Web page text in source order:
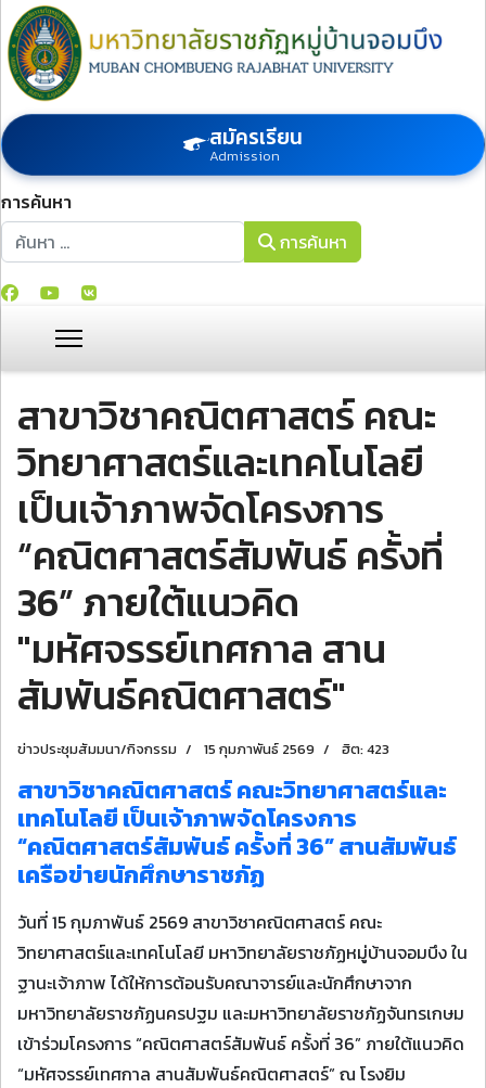
สมัครเรียน
Admission
การค้นหา
การค้นหา
การค้นหา
สาขาวิชาคณิตศาสตร์ คณะ
วิทยาศาสตร์และเทคโนโลยี
เป็นเจ้าภาพจัดโครงการ
“คณิตศาสตร์สัมพันธ์ ครั้งที่
36” ภายใต้แนวคิด
"มหัศจรรย์เทศกาล สาน
สัมพันธ์คณิตศาสตร์"
ข่าวประชุมสัมมนา/กิจกรรม 15 กุมภาพันธ์ 2569 ฮิต: 423
สาขาวิชาคณิตศาสตร์ คณะวิทยาศาสตร์และ
เทคโนโลยี เป็นเจ้าภาพจัดโครงการ
“คณิตศาสตร์สัมพันธ์ ครั้งที่ 36” สานสัมพันธ์
เครือข่ายนักศึกษาราชภัฏ
วันที่ 15 กุมภาพันธ์ 2569 สาขาวิชาคณิตศาสตร์ คณะ
วิทยาศาสตร์และเทคโนโลยี มหาวิทยาลัยราชภัฏหมู่บ้านจอมบึง ใน
ฐานะเจ้าภาพ ได้ให้การต้อนรับคณาจารย์และนักศึกษาจาก
มหาวิทยาลัยราชภัฏนครปฐม และมหาวิทยาลัยราชภัฏจันทรเกษม
เข้าร่วมโครงการ “คณิตศาสตร์สัมพันธ์ ครั้งที่ 36” ภายใต้แนวคิด
“มหัศจรรย์เทศกาล สานสัมพันธ์คณิตศาสตร์” ณ โรงยิม